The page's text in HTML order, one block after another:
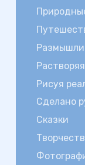
Рисуя
Сделано
Сказки